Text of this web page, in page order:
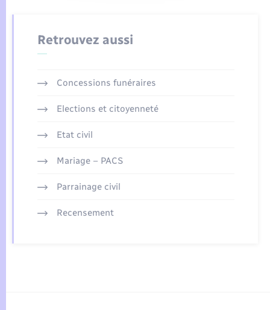
Retrouvez aussi
Concessions funéraires
Elections et citoyenneté
Etat civil
Mariage – PACS
Parrainage civil
Recensement